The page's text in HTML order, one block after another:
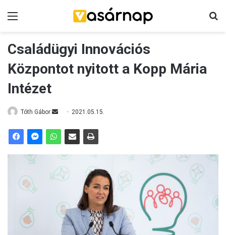
Családügyi Innovációs
Központot nyitott a Kopp Mária
Intézet
Tóth Gábor
n
a
2021.05.15.